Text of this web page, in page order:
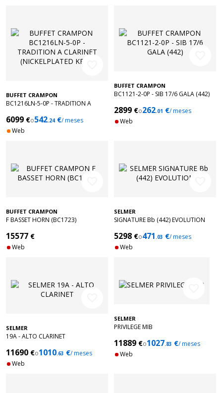
BUFFET CRAMPON
BC1216LN-5-0P - TRADITION A
6099 €o542.24 €/ meses
Web
BUFFET CRAMPON
BC1121-2-0P - SIB 17/6 GALA (442)
2899 €o262.01 €/ meses
Web
BUFFET CRAMPON
F BASSET HORN (BC1723)
15577 €
Web
SELMER
SIGNATURE Bb (442) EVOLUTION
5298 €o471 .03 €/ meses
Web
SELMER
19A - ALTO CLARINET
11690 €o1010.63 €/ meses
Web
SELMER
PRIVILEGE MIB
11889 €o1027.83 €/ meses
Web